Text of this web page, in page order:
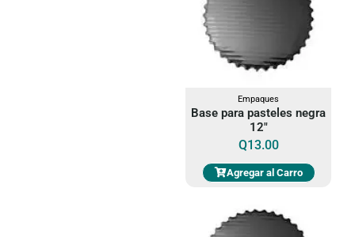
Empaques
Base para pasteles negra
12"
Q13.00
Agregar al Carro